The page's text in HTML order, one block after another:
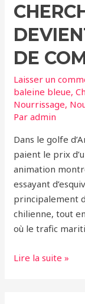
DE
Laisser un
baleine bleue,
Nourrissage,
Paradmin
Dans le golfe
paient le prix
animation
essayant
principalement
chilienne, tout
où le trafic
Baleines
Lire la suite »